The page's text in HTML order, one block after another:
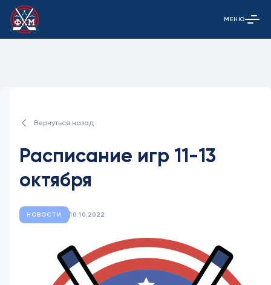
Открыть
МЕНЮ
Вернуться назад
Расписание игр 11-13
октября
НОВОСТИ 10.10.2022